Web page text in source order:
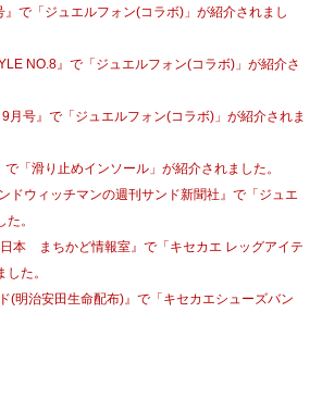
』で「ジュエルフォン(コラボ)」が紹介されまし
NO.8』で「ジュエルフォン(コラボ)」が紹介さ
月号』で「ジュエルフォン(コラボ)」が紹介されま
で「滑り止めインソール」が紹介されました。
ドウィッチマンの週刊サンド新聞社』で「ジュエ
。
日本 まちかど情報室』で「キセカエ レッグアイテ
た。
(明治安田生命配布)』で「キセカエシューズバン